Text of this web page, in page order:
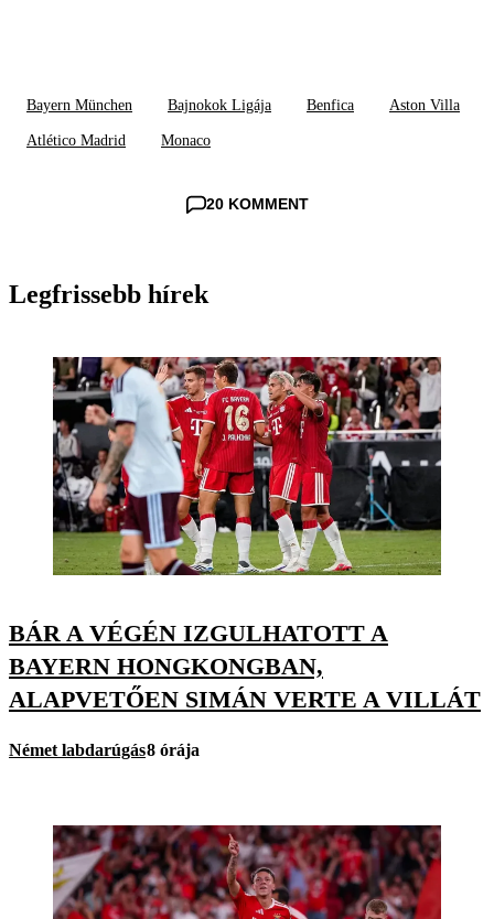
Bayern München Bajnokok Ligája Benfica Aston Villa
Atlético Madrid Monaco
20 KOMMENT
Legfrissebb hírek
BÁR A VÉGÉN IZGULHATOTT A
BAYERN HONGKONGBAN,
ALAPVETŐEN SIMÁN VERTE A VILLÁT
Német labdarúgás8 órája